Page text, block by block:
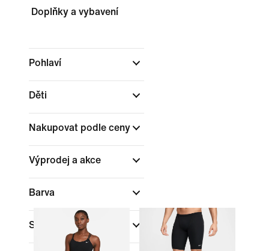
Doplňky a vybavení
Pohlaví
Děti
Nakupovat podle ceny
Výprodej a akce
Barva
Sporty